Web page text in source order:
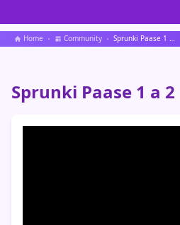
Home Community Sprunki Paase 1 a 2
Sprunki Paase 1 a 2